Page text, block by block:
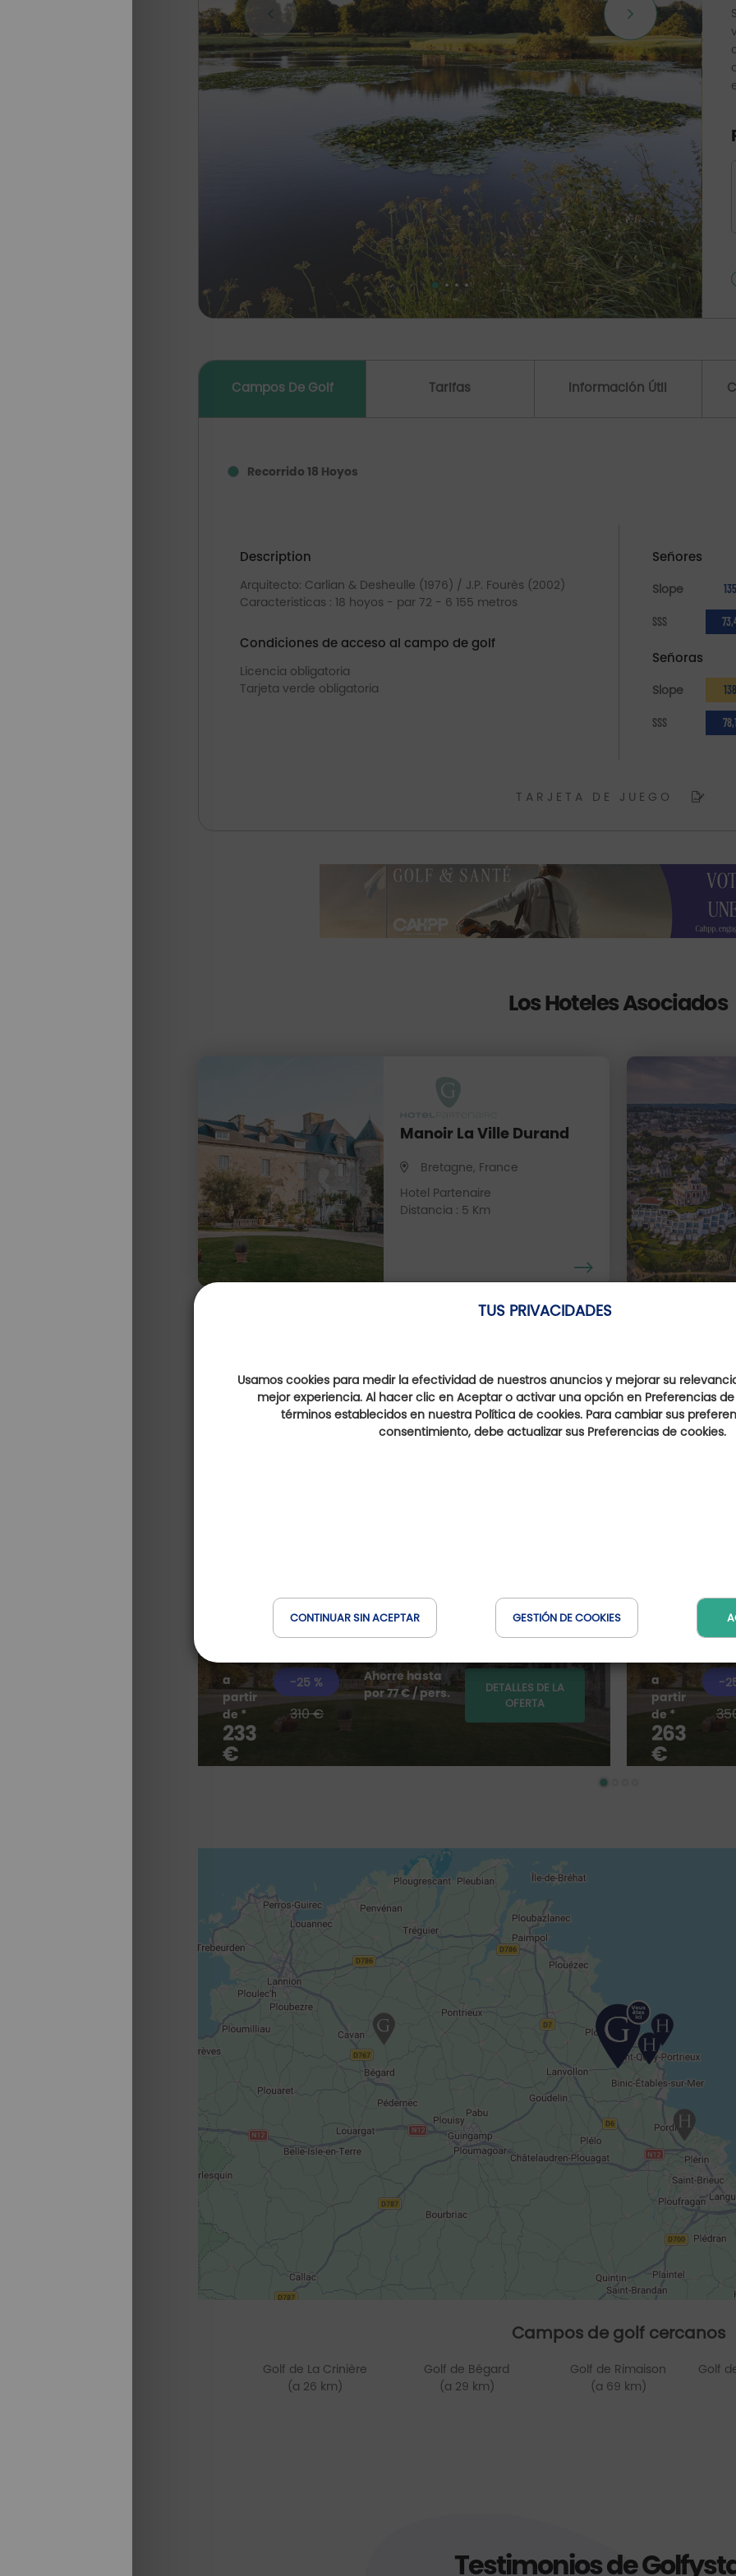
TUS PRIVACIDADES
Usamos cookies para medir la efectividad de nuestros anuncios y mejorar su
mejor experiencia. Al hacer clic en Aceptar o activar una opción en Preferencias
términos establecidos en nuestra Política de cookies. Para cambiar sus
consentimiento, debe actualizar sus Preferencias de cookies.
CONTINUAR SIN ACEPTAR GESTIÓN DE COOKIES
Campos De Golf Tarifas Información Útil
Recorrido 18 Hoyos
Description
Arquitecto: Carlian & Desheulle (1976) / J.P. Fourès (2002)
Caracteristicas : 18 hoyos - par 72 - 6 155 metros
Condiciones de acceso al campo de golf
Licencia obligatoria
Tarjeta verde obligatoria
Señores
Slope 135
SSS
Señoras
Slope 138
SSS 78,1
TARJETA DE JUEGO
Los Hoteles Asociados
Manoir La Ville Durand
Bretagne, France
Hotel Partenaire
Distancia : 5 Km
Nuestras Ofertas
Manoir La Ville Durand
Bretagne, France
a
partir
de *
233
€
-25 %
310 €
Ahorre hasta
por 77 € / pers.
DETALLES DE LA
OFERTA
Manoir La Ville
Bretagne,
a
partir
de *
263
€
-
Campos de golf cercanos
Golf de La Crinière
(a 26 km)
Golf de Bégard
(a 29 km)
Golf de Rimaison
(a 69 km)
Golf
Testimonios de